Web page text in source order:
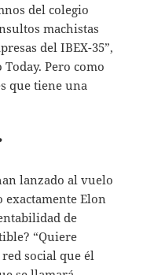
del colegio
machistas
del IBEX-35”,
Pero como
que tiene una
lanzado al vuelo
exactamente Elon
de
“Quiere
social que él